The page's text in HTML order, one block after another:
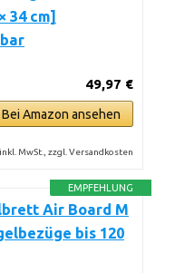
34 cm]
49,97 €
Bei Amazon ansehen
MwSt., zzgl. Versandkosten
EMPFEHLUNG
Air Board M
bis 120